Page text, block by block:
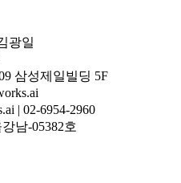
광일
삼성제일빌딩 5F
| 02-6954-2960
남-05382호